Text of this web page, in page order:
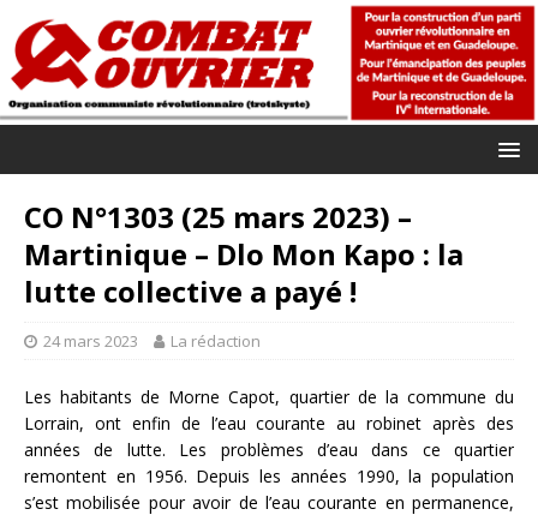
CO N°1303 (25 mars 2023) –
Martinique – Dlo Mon Kapo : la
lutte collective a payé !
24 mars 2023 La rédaction
Les habitants de Morne Capot, quartier de la commune du
Lorrain, ont enfin de l’eau courante au robinet après des
années de lutte. Les problèmes d’eau dans ce quartier
remontent en 1956. Depuis les années 1990, la population
s’est mobilisée pour avoir de l’eau courante en permanence,